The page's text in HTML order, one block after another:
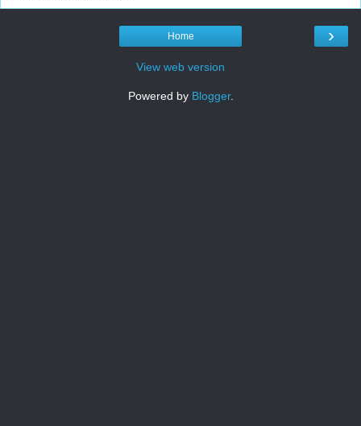
›
Home
View web version
Powered by Blogger.